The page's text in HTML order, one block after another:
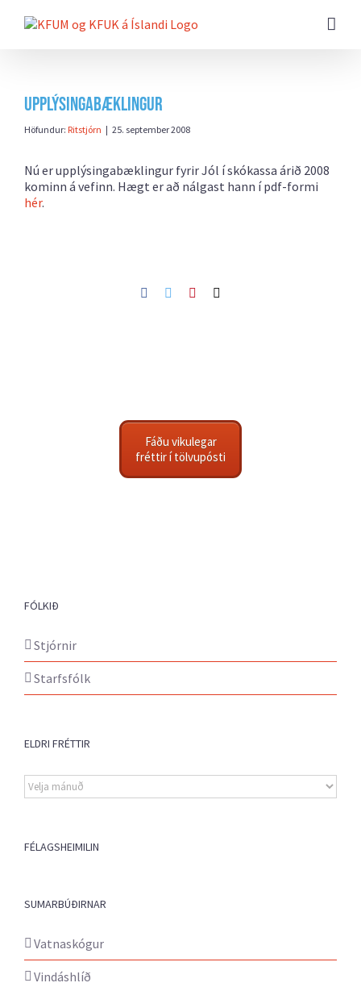
beint
Upplýsingabæklingur
Höfundur: Ritstjórn | 25. september 2008
Nú er upplýsingabæklingur fyrir Jól í skókassa árið 2008
kominn á vefinn. Hægt er að nálgast hann í pdf-formi
hér.
Facebook
TwitterPinterest
Fáðu vikulegar
fréttir í tölvupósti
FÓLKIÐ
Stjórnir
Starfsfólk
ELDRI FRÉTTIR
Eldri
fréttir
FÉLAGSHEIMILIN
SUMARBÚÐIRNAR
Vatnaskógur
Vindáshlíð